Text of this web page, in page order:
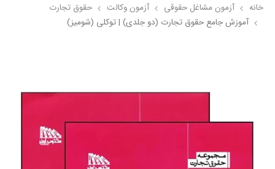
خانه آزمون مشاغل حقوقی آزمون وکالت
حقوق تجارت
آموزش جامع حقوق تجارت (دو جلدی) | توکلی (شومیز)